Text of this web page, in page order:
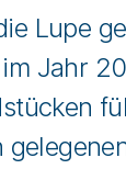
Lupe
Jahr